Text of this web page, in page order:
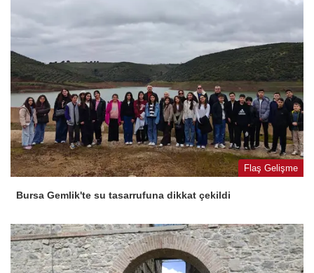
Flaş Gelişme
Bursa Gemlik'te su tasarrufuna dikkat çekildi